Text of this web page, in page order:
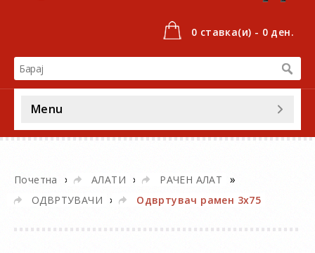
0 ставка(и) - 0 ден.
Menu
Почетна » АЛАТИ » РАЧЕН АЛАТ »
ОДВРТУВАЧИ » Одвртувач рамен 3х75